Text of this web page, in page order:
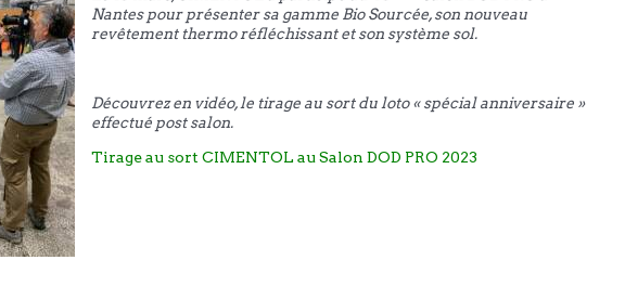
Nantes pour présenter sa gamme Bio Sourcée, son nouveau
revêtement thermo réfléchissant et son système sol.
Découvrez en vidéo, le tirage au sort du loto « spécial anniversaire »
effectué post salon.
Tirage au sort CIMENTOL au Salon DOD PRO 2023